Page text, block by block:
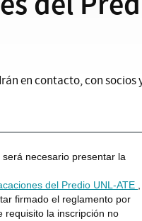
en contacto, con
necesario presentar la
del Predio UNL-ATE
firmado el reglamento por
requisito la inscripción no